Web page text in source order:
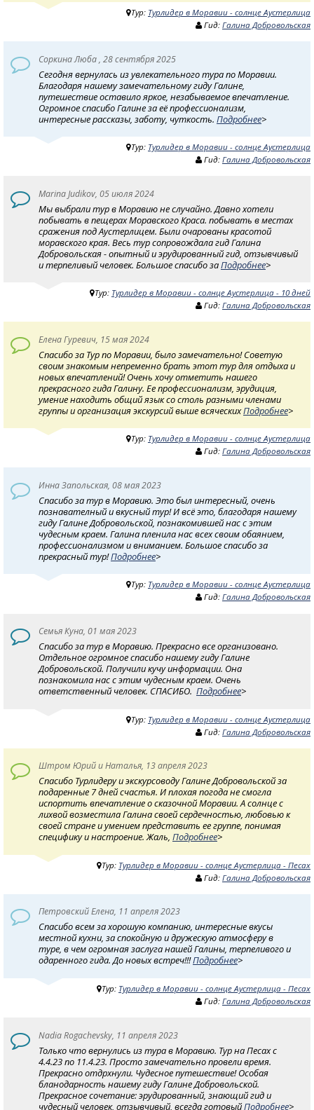
Тур: Турлидер в Моравии - солнце Аустерлица
Гид: Галина Добровольская
Соркина Люба , 28 сентября 2025
Сегодня вернулась из увлекательного тура по Моравии.
Благодаря нашему замечательному гиду Галине,
путешествие оставило яркое, незабываемое впечатление.
Огромное спасибо Галине за её профессионализм,
интересные рассказы, заботу, чуткость. Подробнее>
Тур: Турлидер в Моравии - солнце Аустерлица
Гид: Галина Добровольская
Marina Judikov, 05 июля 2024
Мы выбрали тур в Моравию не случайно. Давно хотели
побывать в пещерах Моравского Краса. побывать в местах
сражения под Аустерлицем. Были очарованы красотой
моравского края. Весь тур сопровождала гид Галина
Добровольская - опытный и эрудированный гид, отзывчивый
и терпеливый человек. Большое спасибо заПодробнее>
Тур: Турлидер в Моравии - солнце Аустерлица - 10 дней
Гид: Галина Добровольская
Елена Гуревич, 15 мая 2024
Спасибо за Тур по Моравии, было замечательно! Советую
своим знакомым непременно брать этот тур для отдыха и
новых впечатлений! Очень хочу отметить нашего
прекрасного гида Галину. Ее профессионализм, эрудиция,
умение находить общий язык со столь разными членами
группы и организация экскурсий выше всяческихПодробнее>
Тур: Турлидер в Моравии - солнце Аустерлица
Гид: Галина Добровольская
Инна Запольская, 08 мая 2023
Спасибо за тур в Моравию. Это был интересный, очень
познавателный и вкусный тур! И всё это, благодаря нашему
гиду Галине Добровольской, познакомившей нас с этим
чудесным краем. Галина пленила нас всех своим обаянием,
профессионализмом и вниманием. Большое спасибо за
прекрасный тур!Подробнее>
Тур: Турлидер в Моравии - солнце Аустерлица
Гид: Галина Добровольская
Семья Куна, 01 мая 2023
Спасибо за тур в Моравию. Прекрасно все организовано.
Отдельное огромное спасибо нашему гиду Галине
Добровольской. Получили кучу информации. Она
познакомила нас с этим чудесным краем. Очень
ответственный человек. СПАСИБО. Подробнее>
Тур: Турлидер в Моравии - солнце Аустерлица
Гид: Галина Добровольская
Штром Юрий и Наталья, 13 апреля 2023
Спасибо Турлидеру и экскурсоводу Галине Добровольской за
подаренные 7 дней счастья. И плохая погода не смогла
испортить впечатление о сказочной Моравии. А солнце с
лихвой возместила Галина своей сердечностью, любовью к
своей стране и умением представить ее группе, понимая
специфику и настроение. Жаль, Подробнее>
Тур: Турлидер в Моравии - солнце Аустерлица - Песах
Гид: Галина Добровольская
Петровский Елена, 11 апреля 2023
Спасибо всем за хорошую компанию, интересные вкусы
местной кухни, за спокойную и дружескую атмосферу в
туре, в чем огромная заслуга нашей Галины, терпеливого и
одаренного гида. До новых встреч!!!Подробнее>
Тур: Турлидер в Моравии - солнце Аустерлица - Песах
Гид: Галина Добровольская
Nadia Rogachevsky, 11 апреля 2023
Только что вернулись из тура в Моравию. Тур на Песах с
4.4.23 по 11.4.23. Просто замечательно провели время.
Прекрасно отдрхнули. Чудесное путешествие! Особая
бланодарность нашему гиду Галине Добровольской.
Прекрасное сочетание: эрудированный, знающий гид и
чудесный человек, отзывчивый, всегда готовыйПодробнее>